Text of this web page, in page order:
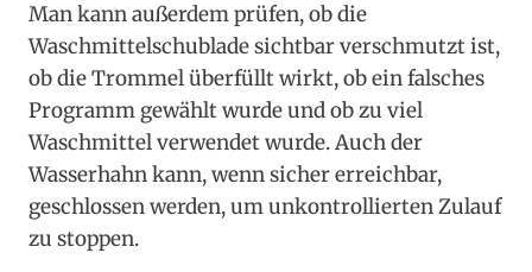
Man kann außerdem prüfen, ob die
Waschmittelschublade sichtbar verschmutzt ist,
ob die Trommel überfüllt wirkt, ob ein falsches
Programm gewählt wurde und ob zu viel
Waschmittel verwendet wurde. Auch der
Wasserhahn kann, wenn sicher erreichbar,
geschlossen werden, um unkontrollierten Zulauf
zu stoppen.